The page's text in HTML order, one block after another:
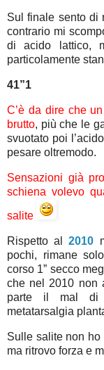
Sul finale sento di
contrario mi
di acido lattico,
particolamente
41”1
C’è da dire che
brutto, più che le
svuotato poi
pesare oltremodo.
Sensazioni già
schiena volevo
salite
Rispetto al2010
pochi, rimane
corso 1” secco
che nel 2010 non
parte il mal di
metatarsalgia
Sulle salite non ho
ma ritrovo forza e